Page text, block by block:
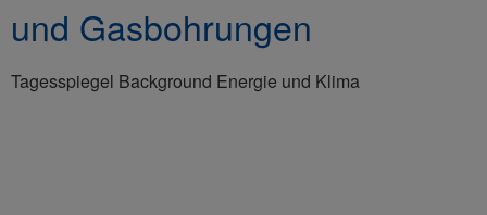
und Gasbohrungen
Tagesspiegel Background Energie und Klima